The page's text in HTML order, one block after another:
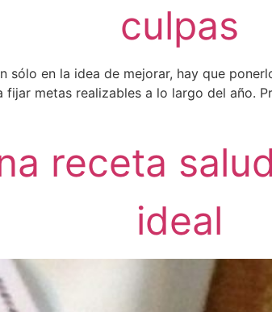
culpas
sólo en la idea de mejorar, hay que
metas realizables a lo largo del año.
receta
ideal